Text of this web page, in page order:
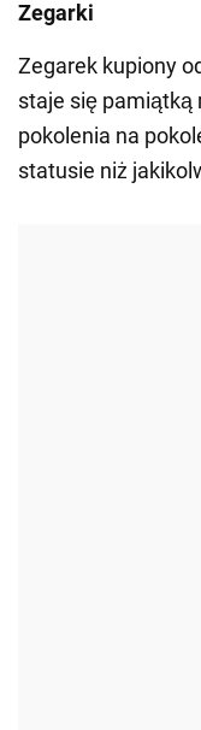
Zegarki
Zegarek kupiony
staje się pamiątką
pokolenia na
statusie niż